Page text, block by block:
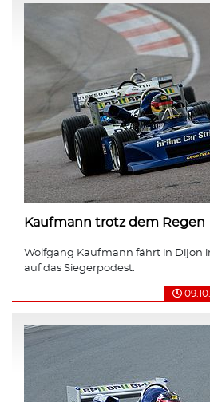
Kaufmann trotz dem Regen
Wolfgang Kaufmann fährt in Dijon
auf das Siegerpodest.